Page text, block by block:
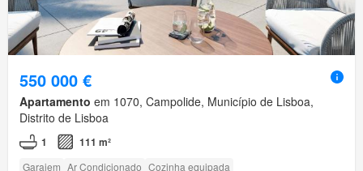
550 000 €
Apartamento em 1070, Campolide, Município de Lisboa,
Distrito de Lisboa
1 111 m²
Garajem Ar Condicionado Cozinha equipada